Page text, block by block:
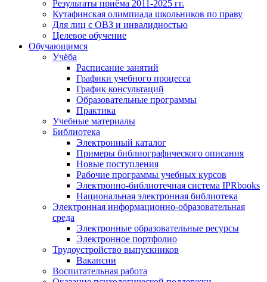
Результаты приёма 2011-2025 гг.
Кутафинская олимпиада школьников по праву
Для лиц с ОВЗ и инвалидностью
Целевое обучение
Обучающимся
Учёба
Расписание занятий
Графики учебного процесса
График консультаций
Образовательные программы
Практика
Учебные материалы
Библиотека
Электронный каталог
Примеры библиографического описания
Новые поступления
Рабочие программы учебных курсов
Электронно-библиотечная система IPRbooks
Национальная электронная библиотека
Электронная информационно-образовательная
среда
Электронные образовательные ресурсы
Электронное портфолио
Трудоустройство выпускников
Вакансии
Воспитательная работа